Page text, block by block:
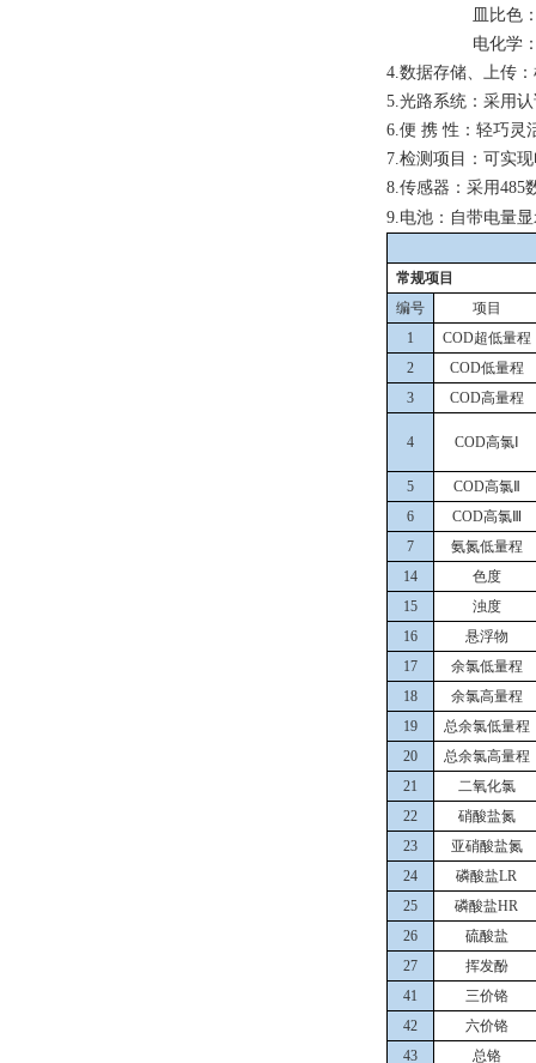
皿比色
电化学
4.数据存储、 上传
5.光路系统：采用
6.便 携 性：轻巧灵
7.检测项目：可实
8.传感器：采用485
9.电池：自带电量
常规项目
编号
项目
1
COD超低量程
2
COD低量程
3
COD高量程
4 COD高氯Ⅰ
5
COD高氯Ⅱ
6
COD高氯Ⅲ
7
氨氮低量程
14
色度
15
浊度
16
悬浮物
17
余氯低量程
18
余氯高量程
19
总余氯低量程
20
总余氯高量程
21
二氧化氯
22
硝酸盐氮
23
亚硝酸盐氮
24
磷酸盐LR
25
磷酸盐HR
26
硫酸盐
27
挥发酚
41
三价铬
42
六价铬
43
总铬